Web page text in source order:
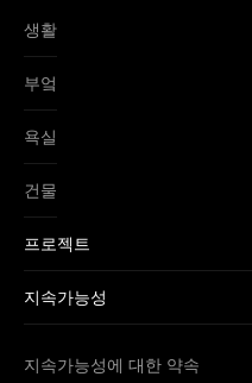
생활
부엌
욕실
건물
프로젝트
지속가능성
지속가능성에 대한 약속